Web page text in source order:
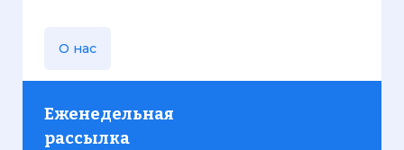
О нас
Еженедельная
рассылка